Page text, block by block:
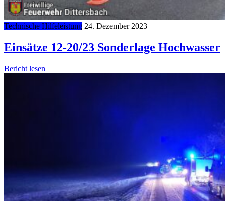
Technische Hilfeleistung 24. Dezember 2023
Einsätze 12-20/23 Sonderlage Hochwasser
Bericht lesen